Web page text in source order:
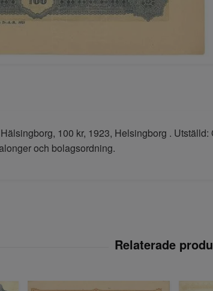
100 kr, 1923, Helsingborg .
och bolagsordning.